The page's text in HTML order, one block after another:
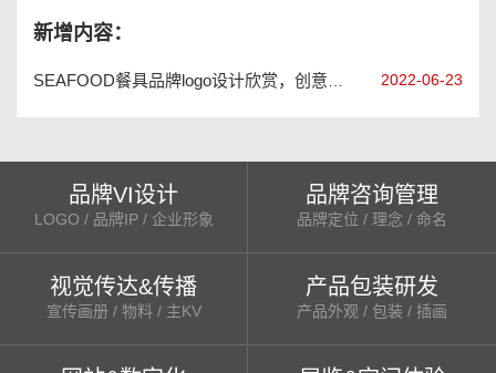
新增内容：
2022-06-23
品牌VI设计
LOGO / 品牌IP / 企业形象
品牌咨询管理
品牌定位 / 理念 / 命名
视觉传达&传播
宣传画册 / 物料 / 主KV
产品包装研发
产品外观 / 包装 / 插画